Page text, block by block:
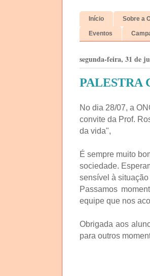
Início Sobre a
Eventos
segunda-feira, 31 de
PALESTRA
No dia 28/07, a
convite da Prof.
da vida",
É sempre muito
sociedade.
sensível à
Passamos
equipe que nos
Obrigada aos
para outros